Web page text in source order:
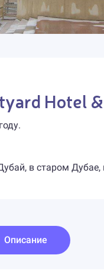
Hotel
в старом Дубае,
Описание